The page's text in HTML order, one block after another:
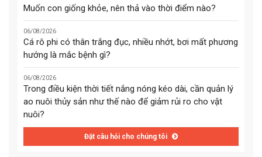
Muốn con giống khỏe, nên thả vào thời điểm nào?
06/08/2026
Cá rô phi có thân trắng đục, nhiều nhớt, bơi mất phương
hướng là mắc bệnh gì?
06/08/2026
Trong điều kiện thời tiết nắng nóng kéo dài, cần quản lý
ao nuôi thủy sản như thế nào để giảm rủi ro cho vật
nuôi?
Đặt câu hỏi cho chúng tôi